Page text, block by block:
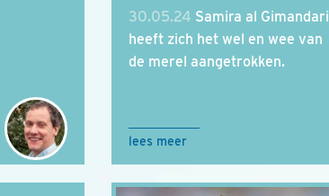
30.05.24 Samira al Gimandari
heeft zich het wel en wee van
de merel aangetrokken.
lees meer